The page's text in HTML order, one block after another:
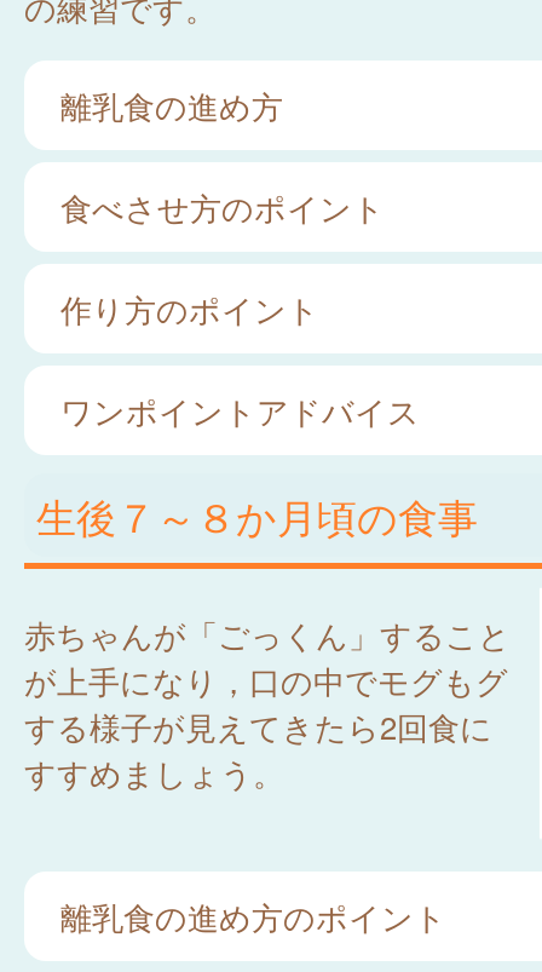
離乳食の進め方
食べさせ方のポイント
作り方のポイント
ワンポイントアドバイス
生後７～８か月頃の食事
赤ちゃんが「ごっくん」すること
が上手になり，口の中でモグもグ
する様子が見えてきたら2回食に
すすめましょう。
離乳食の進め方のポイント